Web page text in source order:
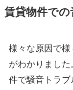
賃貸物件で
様々な原因で様
がわかりまし
件で騒音トラ